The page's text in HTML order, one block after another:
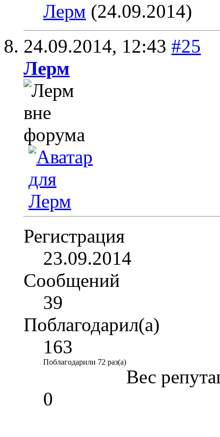
Лерм (24.09.2014)
24.09.2014, 12:43 #25
Лерм
Регистрация
23.09.2014
Сообщений
39
Поблагодарил(а)
163
Поблагодарили 72 раз(а)
Вес
0